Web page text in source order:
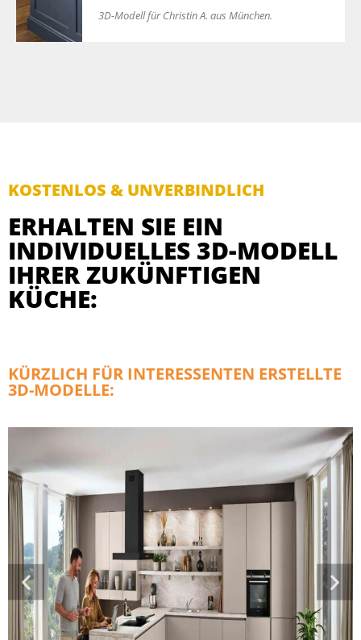
3D-Modell für Christin A. aus München.
KOSTENLOS & UNVERBINDLICH
ERHALTEN SIE EIN
INDIVIDUELLES 3D-MODELL
IHRER ZUKÜNFTIGEN
KÜCHE:
KÜRZLICH FÜR INTERESSENTEN ERSTELLTE
3D-MODELLE: